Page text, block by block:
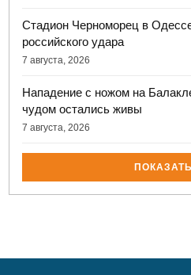
Стадион Черноморец в
российского удара
7 августа, 2026
Нападение с ножом на
чудом остались живы
7 августа, 2026